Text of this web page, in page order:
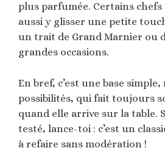
plus parfumée. Certains
aussi y glisser une petite
un trait de Grand Marnier ou
grandes occasions.
En bref, c’est une base simple,
possibilités, qui fait toujours
quand elle arrive sur la table.
testé, lance-toi : c’est un
à refaire sans modération !